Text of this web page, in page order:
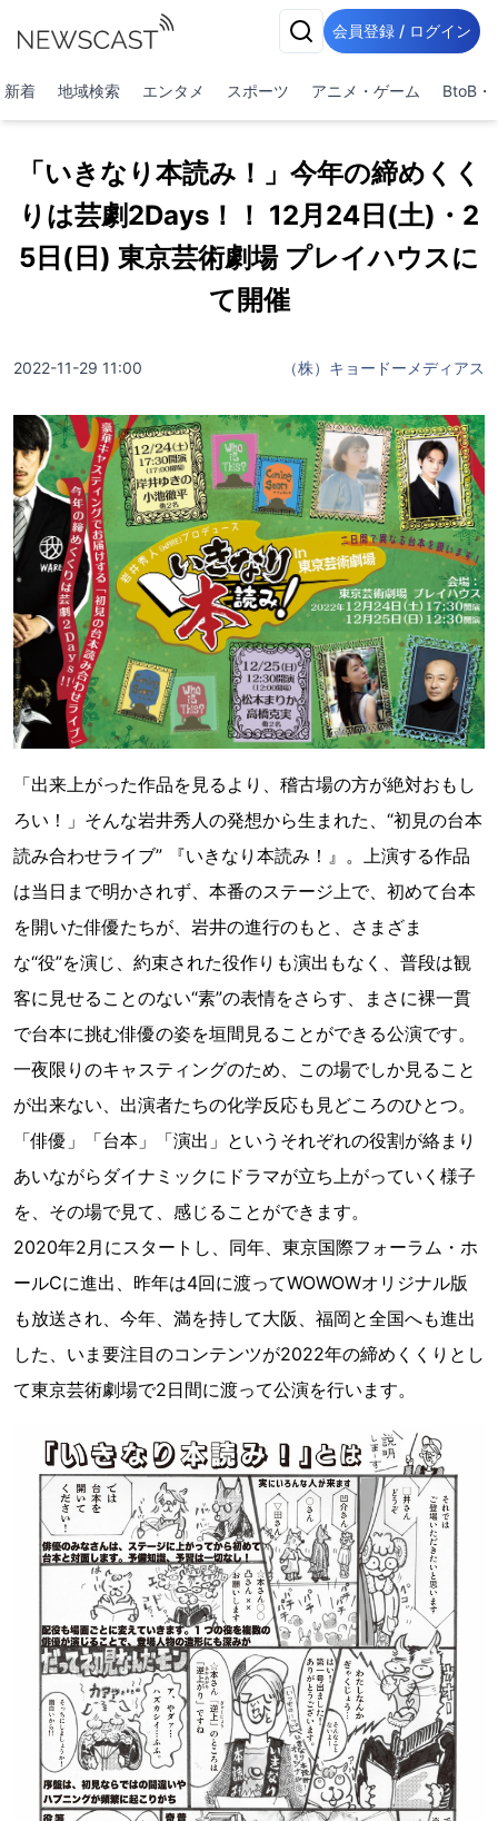
会員登録 / ログイン
新着 地域検索 エンタメ スポーツ アニメ・ゲーム BtoB・
「いきなり本読み！」今年の締めくく
りは芸劇2Days！！ 12月24日(土)・2
5日(日) 東京芸術劇場 プレイハウスに
て開催
2022-11-29 11:00 （株）キョードーメディアス
「出来上がった作品を見るより、稽古場の方が絶対おもし
ろい！」そんな岩井秀人の発想から生まれた、“初見の台本
読み合わせライブ” 『いきなり本読み！』。上演する作品
は当日まで明かされず、本番のステージ上で、初めて台本
を開いた俳優たちが、岩井の進行のもと、さまざま
な“役”を演じ、約束された役作りも演出もなく、普段は観
客に見せることのない“素”の表情をさらす、まさに裸一貫
で台本に挑む俳優の姿を垣間見ることができる公演です。
一夜限りのキャスティングのため、この場でしか見ること
が出来ない、出演者たちの化学反応も見どころのひとつ。
「俳優」「台本」「演出」というそれぞれの役割が絡まり
あいながらダイナミックにドラマが⽴ち上がっていく様⼦
を、その場で⾒て、感じることができます。
2020年2月にスタートし、同年、東京国際フォーラム・ホ
ールCに進出、昨年は4回に渡ってWOWOWオリジナル版
も放送され、今年、満を持して大阪、福岡と全国へも進出
した、いま要注目のコンテンツが2022年の締めくくりとし
て東京芸術劇場で2日間に渡って公演を行います。